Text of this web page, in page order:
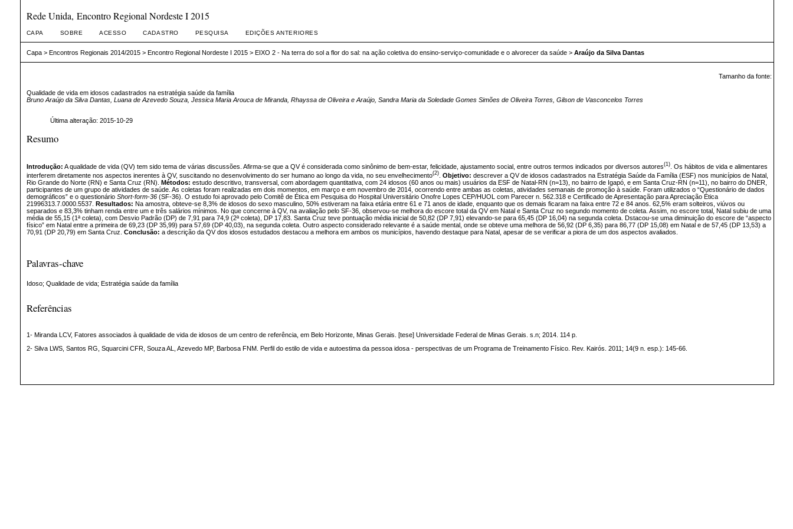
Rede Unida, Encontro Regional Nordeste I 2015
CAPA SOBRE ACESSO CADASTRO PESQUISA EDIÇÕES ANTERIORES
Capa> Encontros Regionais 2014/2015> Encontro Regional Nordeste I 2015> EIXO 2 - Na terra do sol a flor do sal: na ação coletiva do ensino-serviço-comunidade e o alvorecer da saúde> Araújo da Silva Dantas
Tamanho da fonte:
Qualidade de vida em idosos cadastrados na estratégia saúde da família
Bruno Araújo da Silva Dantas, Luana de Azevedo Souza, Jessica Maria Arouca de Miranda, Rhayssa de Oliveira e Araújo, Sandra Maria da Soledade Gomes Simões de Oliveira Torres, Gilson de Vasconcelos Torres
Última alteração: 2015-10-29
Resumo
Introdução: A qualidade de vida (QV) tem sido tema de várias discussões. Afirma-se que a QV é considerada como sinônimo de bem-estar, felicidade, ajustamento social, entre outros termos indicados por diversos autores(1). Os hábitos de vida e alimentares
interferem diretamente nos aspectos inerentes à QV, suscitando no desenvolvimento do ser humano ao longo da vida, no seu envelhecimento(2). Objetivo: descrever a QV de idosos cadastrados na Estratégia Saúde da Família (ESF) nos municípios de Natal,
Rio Grande do Norte (RN) e Santa Cruz (RN). Métodos: estudo descritivo, transversal, com abordagem quantitativa, com 24 idosos (60 anos ou mais) usuários da ESF de Natal-RN (n=13), no bairro de Igapó, e em Santa Cruz-RN (n=11), no bairro do DNER,
participantes de um grupo de atividades de saúde. As coletas foram realizadas em dois momentos, em março e em novembro de 2014, ocorrendo entre ambas as coletas, atividades semanais de promoção à saúde. Foram utilizados o “Questionário de dados
demográficos” e o questionário Short-form-36 (SF-36). O estudo foi aprovado pelo Comitê de Ética em Pesquisa do Hospital Universitário Onofre Lopes CEP/HUOL com Parecer n. 562.318 e Certificado de Apresentação para Apreciação Ética
21996313.7.0000.5537. Resultados: Na amostra, obteve-se 8,3% de idosos do sexo masculino, 50% estiveram na faixa etária entre 61 e 71 anos de idade, enquanto que os demais ficaram na faixa entre 72 e 84 anos. 62,5% eram solteiros, viúvos ou
separados e 83,3% tinham renda entre um e três salários mínimos. No que concerne à QV, na avaliação pelo SF-36, observou-se melhora do escore total da QV em Natal e Santa Cruz no segundo momento de coleta. Assim, no escore total, Natal subiu de uma
média de 55,15 (1ª coleta), com Desvio Padrão (DP) de 7,91 para 74,9 (2ª coleta), DP 17,83. Santa Cruz teve pontuação média inicial de 50,82 (DP 7,91) elevando-se para 65,45 (DP 16,04) na segunda coleta. Dstacou-se uma diminuição do escore de “aspecto
físico” em Natal entre a primeira de 69,23 (DP 35,99) para 57,69 (DP 40,03), na segunda coleta. Outro aspecto considerado relevante é a saúde mental, onde se obteve uma melhora de 56,92 (DP 6,35) para 86,77 (DP 15,08) em Natal e de 57,45 (DP 13,53) a
70,91 (DP 20,79) em Santa Cruz. Conclusão: a descrição da QV dos idosos estudados destacou a melhora em ambos os municípios, havendo destaque para Natal, apesar de se verificar a piora de um dos aspectos avaliados.
Palavras-chave
Idoso; Qualidade de vida; Estratégia saúde da família
Referências
1- Miranda LCV, Fatores associados à qualidade de vida de idosos de um centro de referência, em Belo Horizonte, Minas Gerais. [tese] Universidade Federal de Minas Gerais. s.n; 2014. 114 p.
2- Silva LWS, Santos RG, Squarcini CFR, Souza AL, Azevedo MP, Barbosa FNM. Perfil do estilo de vida e autoestima da pessoa idosa - perspectivas de um Programa de Treinamento Físico. Rev. Kairós. 2011; 14(9 n. esp.): 145-66.